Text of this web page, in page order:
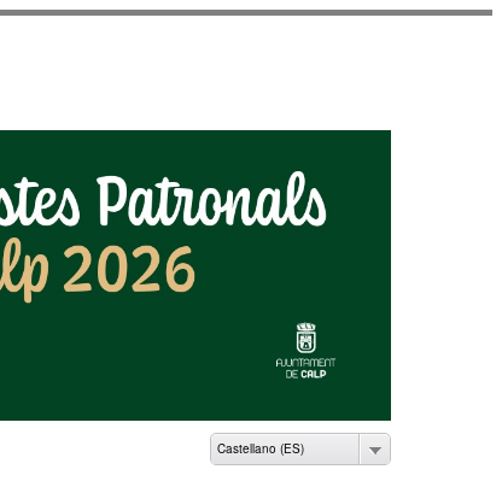
Castellano (ES)